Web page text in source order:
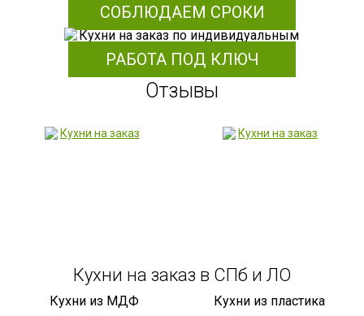
СОБЛЮДАЕМ СРОКИ
РАБОТА ПОД КЛЮЧ
Отзывы
Кухни на заказ в СПб и ЛО
Кухни из МДФ
Кухни из пластика